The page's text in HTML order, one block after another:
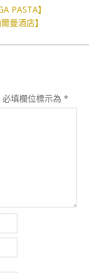
PASTA】
曼酒店】
必填欄位標示為 *